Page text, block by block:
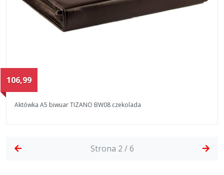
106,99
Aktówka A5 biwuar TIZANO BW08 czekolada
Strona 2 / 6